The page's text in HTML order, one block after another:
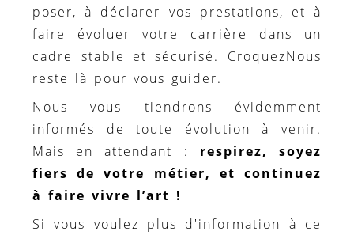
poser, à déclarer vos prestations, et à
faire évoluer votre carrière dans un
cadre stable et sécurisé. CroquezNous
reste là pour vous guider.
Nous vous tiendrons évidemment
informés de toute évolution à venir.
Mais en attendant : respirez, soyez
fiers de votre métier, et continuez
à faire vivre l’art !
Si vous voulez plus d'information à ce